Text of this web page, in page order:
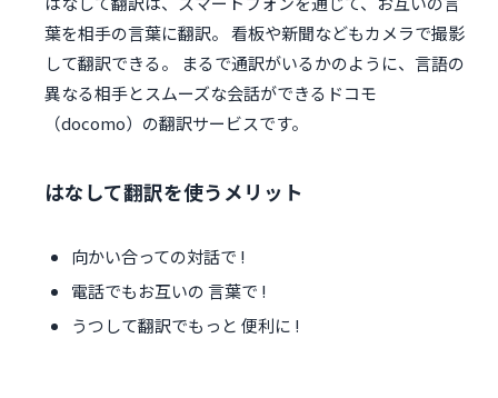
葉を相手の言葉に翻訳。 看板や新聞などもカメラで撮影
して翻訳できる。 まるで通訳がいるかのように、言語の
異なる相手とスムーズな会話ができるドコモ
（docomo）の翻訳サービスです。
はなして翻訳を使うメリット
向かい合っての対話で !
電話でもお互いの 言葉で !
うつして翻訳でもっと 便利に !